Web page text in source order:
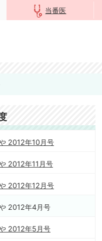
当番医
2012年10月号
2012年11月号
2012年12月号
2012年4月号
2012年5月号